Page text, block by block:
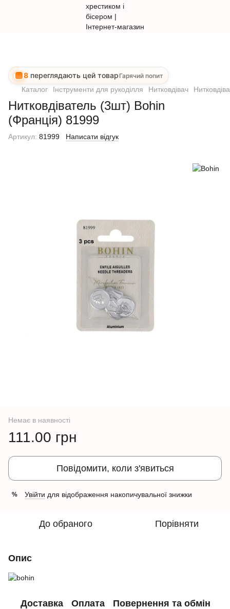
8 переглядають цей товар Гарячий попит
Каталог Інструменти для рукоділля Нитковдівач
Нитковдіватель (3шт) Bohin
(Франція) 81999
Артикул: 81999 Написати відгук
Немає в наявності
111.00 грн
Повідомити, коли з'явиться
% Увійти для відображення накопичувальної знижки
До обраного Порівняти
Опис
Доставка Оплата Повернення та обмін